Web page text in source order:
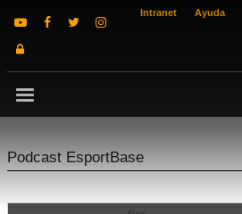
Intranet Ayuda
Podcast EsportBase